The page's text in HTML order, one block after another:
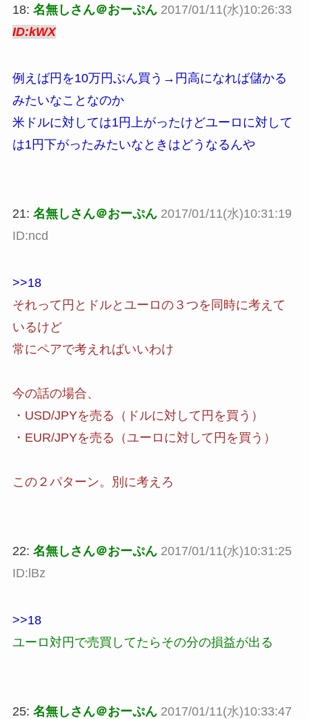
18: 名無しさん＠おーぷん 2017/01/11(水)10:26:33
ID:kWX
例えば円を10万円ぶん買う→円高になれば儲かる
みたいなことなのか
米ドルに対しては1円上がったけどユーロに対して
は1円下がったみたいなときはどうなるんや
21: 名無しさん＠おーぷん 2017/01/11(水)10:31:19
ID:ncd
>>18
それって円とドルとユーロの３つを同時に考えて
いるけど
常にペアで考えればいいわけ
今の話の場合、
・USD/JPYを売る（ドルに対して円を買う）
・EUR/JPYを売る（ユーロに対して円を買う）
この２パターン。別に考えろ
22: 名無しさん＠おーぷん 2017/01/11(水)10:31:25
ID:lBz
>>18
ユーロ対円で売買してたらその分の損益が出る
25: 名無しさん＠おーぷん 2017/01/11(水)10:33:47